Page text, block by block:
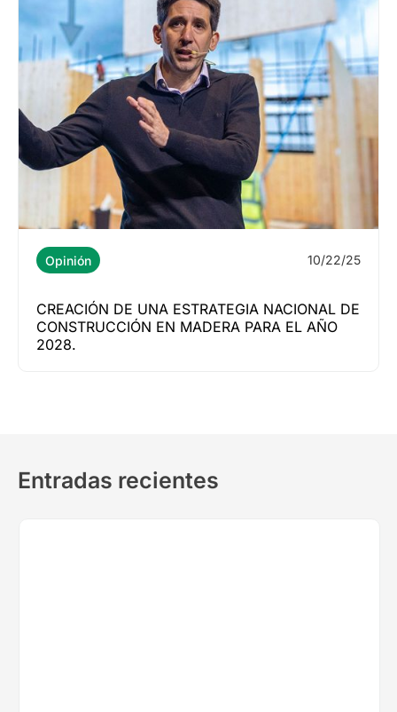
Opinión 10/22/25
CREACIÓN DE UNA ESTRATEGIA NACIONAL DE
CONSTRUCCIÓN EN MADERA PARA EL AÑO
2028.
Entradas recientes